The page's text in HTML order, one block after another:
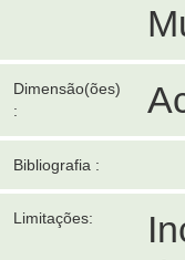
Dimensão(ões)
:
Bibliografia :
Limitações: